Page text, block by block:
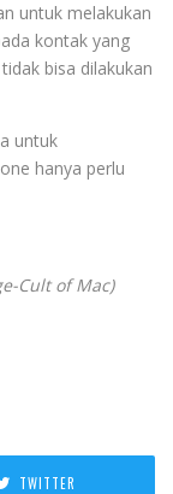
untuk melakukan
kontak yang
bisa dilakukan
untuk
hanya perlu
Cult of Mac)
TWITTER